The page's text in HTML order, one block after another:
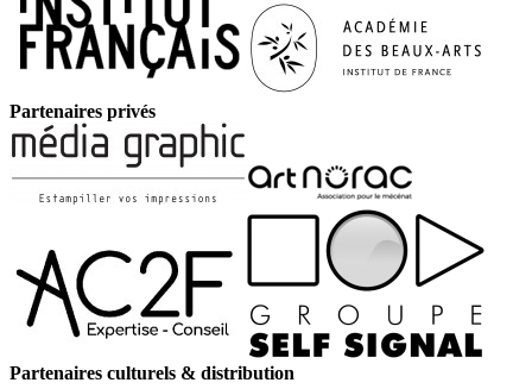
Partenaires privés
Partenaires culturels & distribution